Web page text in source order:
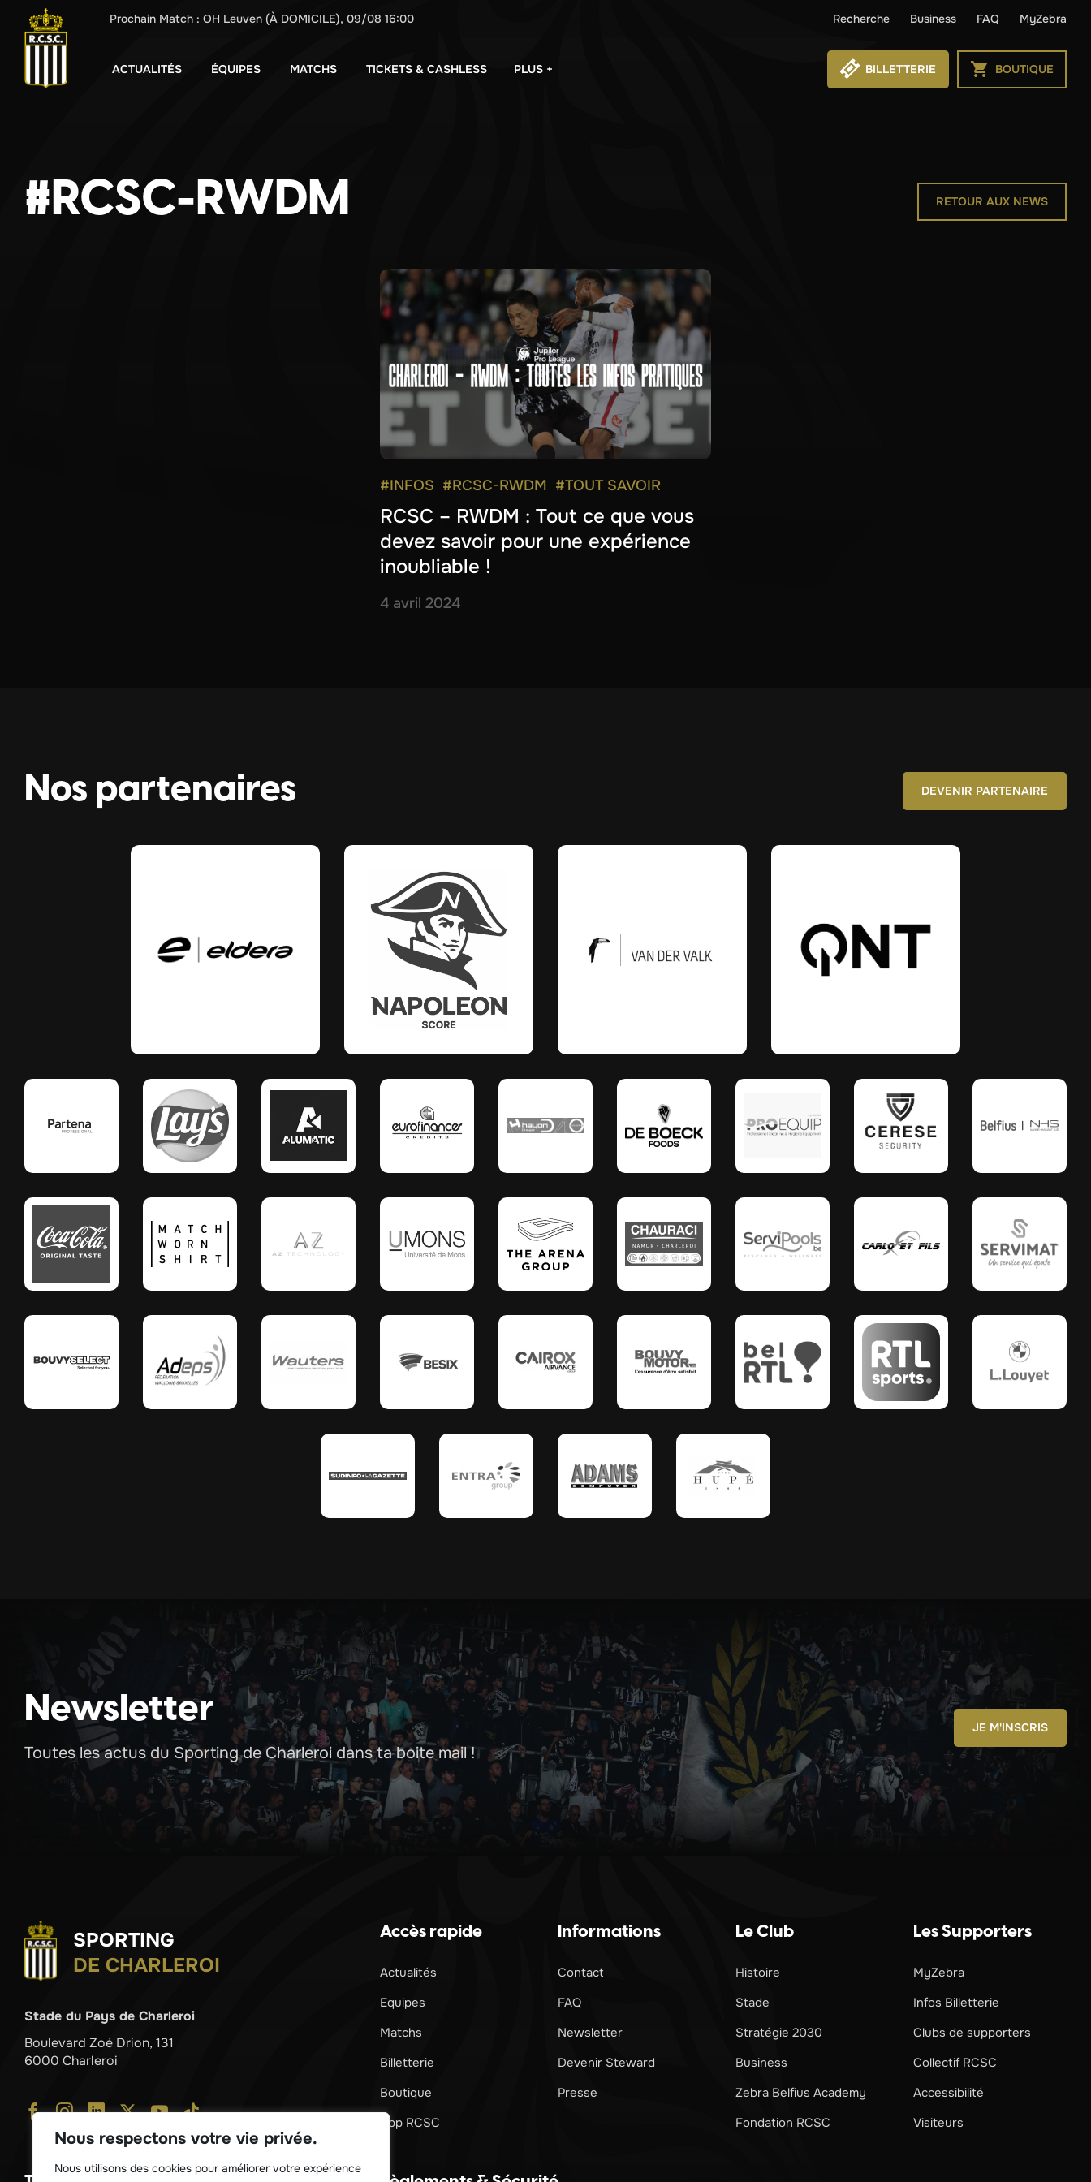
Nous respectons votre vie privée.
Nous utilisons des cookies pour améliorer votre expérience
Prochain Match : OH Leuven (À DOMICILE), 09/08 16:00 Recherche Business FAQ MyZebra
ACTUALITÉS ÉQUIPES MATCHS TICKETS & CASHLESS PLUS + BILLETTERIE BOUTIQUE
#RCSC-RWDM RETOUR AUX NEWS
#INFOS #RCSC-RWDM #TOUT SAVOIR
RCSC – RWDM : Tout ce que vous
devez savoir pour une expérience
inoubliable !
4 avril 2024
Nos partenaires DEVENIR PARTENAIRE
Newsletter
Toutes les actus du Sporting de Charleroi dans ta boite mail !
JE M'INSCRIS
SPORTING
DE CHARLEROI
Stade du Pays de Charleroi
Boulevard Zoé Drion, 131
6000 Charleroi
Accès rapide
Actualités
Equipes
Matchs
Billetterie
Boutique
App RCSC
Informations
Contact
FAQ
Newsletter
Devenir Steward
Presse
Le Club
Histoire
Stade
Stratégie 2030
Business
Zebra Belfius Academy
Fondation RCSC
Les Supporters
MyZebra
Infos Billetterie
Clubs de supporters
Collectif RCSC
Accessibilité
Visiteurs